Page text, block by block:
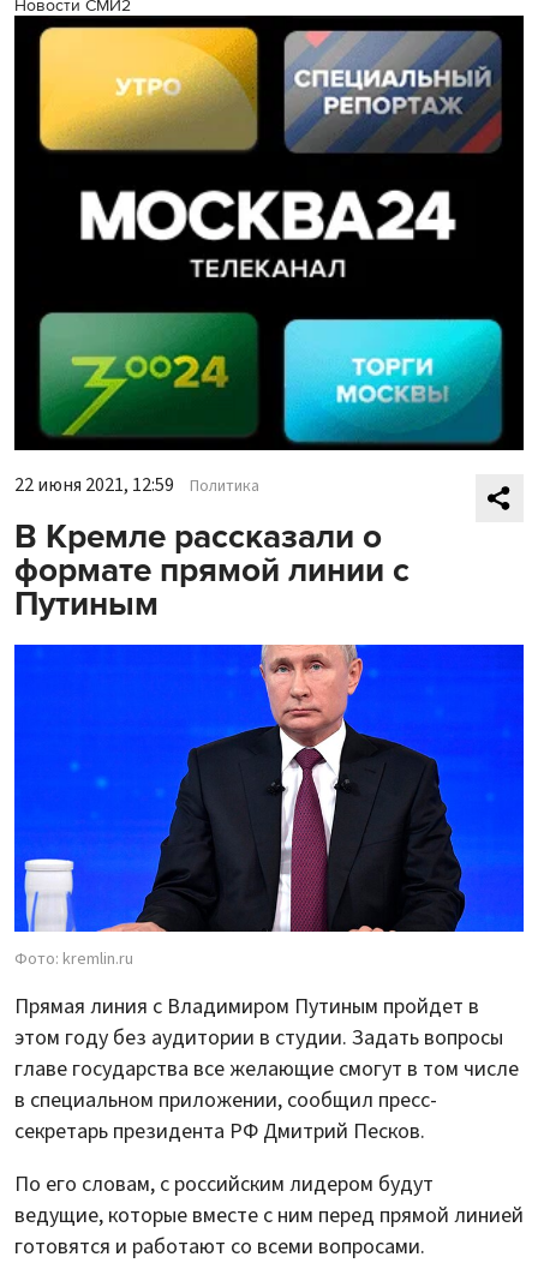
Новости СМИ2
22 июня 2021, 12:59 Политика
В Кремле рассказали о
формате прямой линии с
Путиным
Фото: kremlin.ru
Прямая линия с Владимиром Путиным пройдет в
этом году без аудитории в студии. Задать вопросы
главе государства все желающие смогут в том числе
в специальном приложении, сообщил пресс-
секретарь президента РФ Дмитрий Песков.
По его словам, с российским лидером будут
ведущие, которые вместе с ним перед прямой линией
готовятся и работают со всеми вопросами.